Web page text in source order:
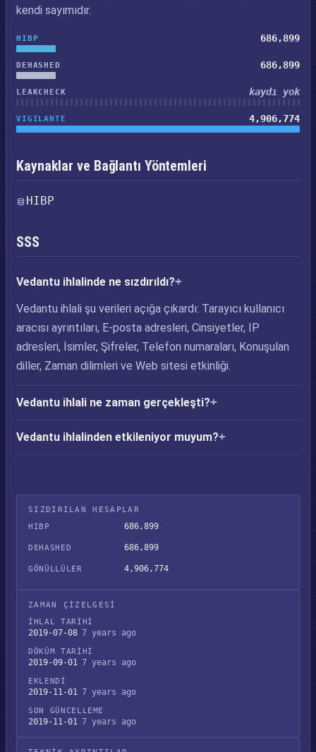
kendi sayımıdır.
HIBP 686,899
DEHASHED 686,899
LEAKCHECK kaydı yok
VIGILANTE 4,906,774
Kaynaklar ve Bağlantı Yöntemleri
HIBP
SSS
Vedantu ihlalinde ne sızdırıldı?
Vedantu ihlali şu verileri açığa çıkardı: Tarayıcı kullanıcı
aracısı ayrıntıları, E-posta adresleri, Cinsiyetler, IP
adresleri, İsimler, Şifreler, Telefon numaraları, Konuşulan
diller, Zaman dilimleri ve Web sitesi etkinliği.
Vedantu ihlali ne zaman gerçekleşti?
Vedantu ihlalinden etkileniyor muyum?
SIZDIRILAN HESAPLAR
HIBP
686,899
DEHASHED 686,899
GÖNÜLLÜLER 4,906,774
ZAMAN ÇIZELGESI
İHLAL TARIHI
2019-07-08 7 years ago
DÖKÜM TARIHI
2019-09-01 7 years ago
EKLENDI
2019-11-01 7 years ago
SON GÜNCELLEME
2019-11-01 7 years ago